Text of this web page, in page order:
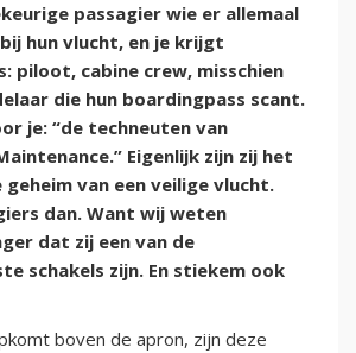
passagier wie er allemaal
hun vlucht, en je krijgt
piloot, cabine crew, misschien
die hun boardingpass scant.
je: “de techneuten van
Eigenlijk zijn zij het
van een veilige vlucht.
dan. Want wij weten
dat zij een van de
schakels zijn. En stiekem ook
boven de apron, zijn deze